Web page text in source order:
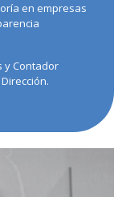
en empresas
y Contador